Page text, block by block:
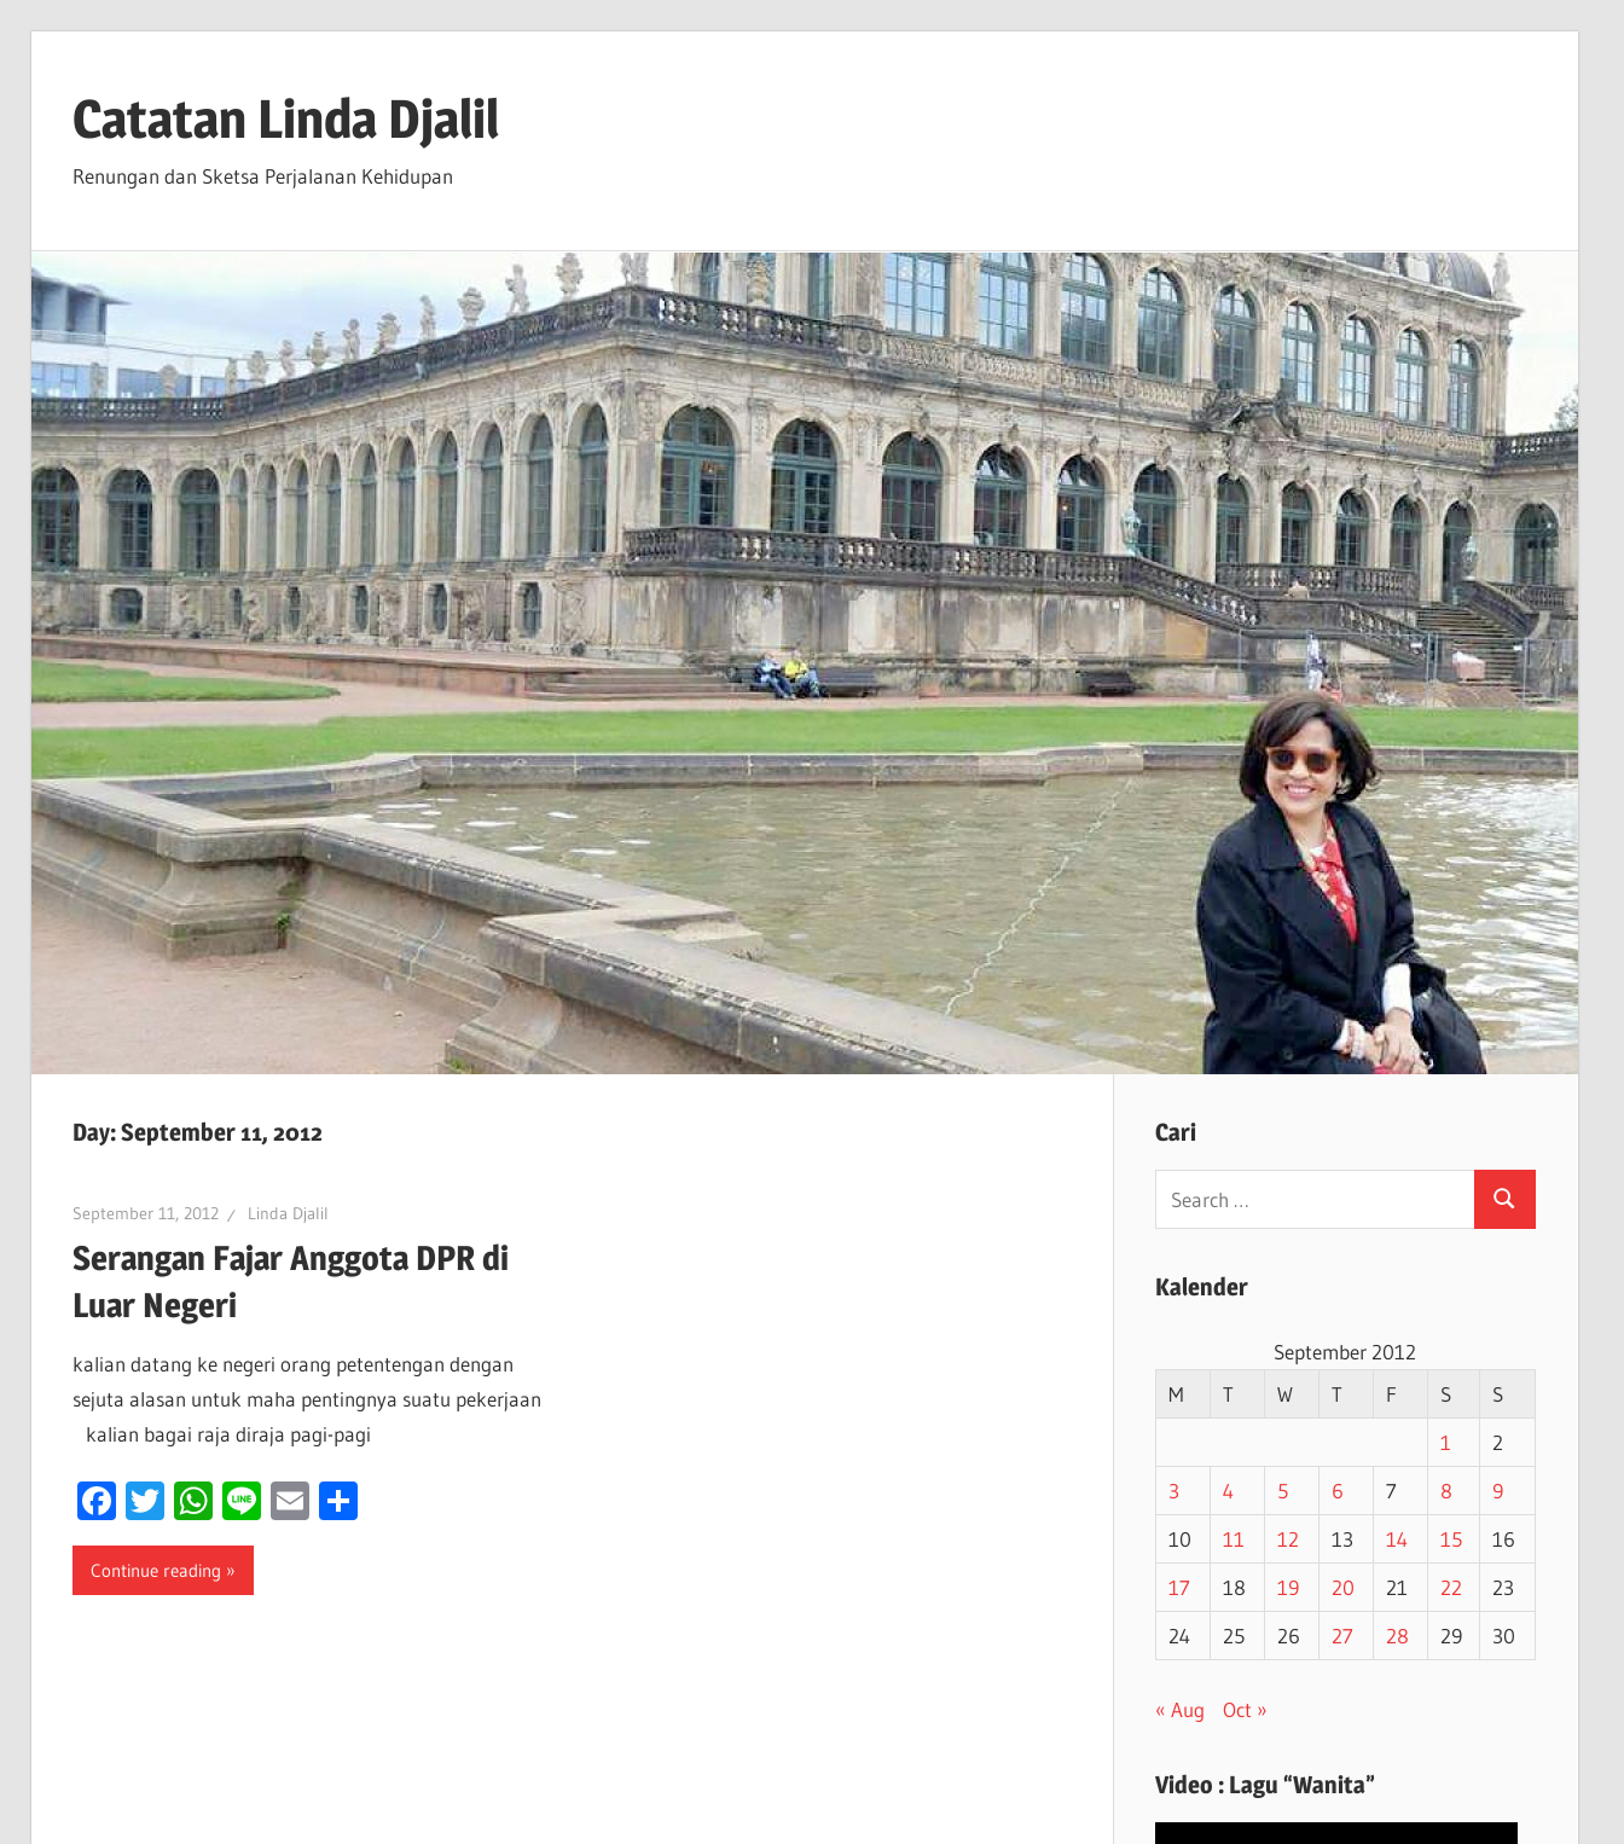
contentCatatan Linda Djalil
Renungan dan Sketsa Perjalanan Kehidupan
Day:September 11, 2012
September 11, 2012 Linda Djalil
Serangan Fajar Anggota DPR di
Luar Negeri
kalian datang ke negeri orang petentengan dengan
sejuta alasan untuk maha pentingnya suatu pekerjaan
kalian bagai raja diraja pagi-pagi
Facebook
Twitter
WhatsApp
LineEmailShare
Continue reading
Cari
Search
Kalender
September 2012
M
T W T F S
S
1
2
3
4 5 6 7 8
9
10
11 12 13 14 15
16
17
18 19 20 21 22
23
24
25 26 27 28 29 30
« Aug Oct »
Video : Lagu “Wanita”